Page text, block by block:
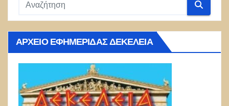
ΑΡΧΕΊΟ ΕΦΗΜΕΡΊΔΑΣ ΔΕΚΈΛΕΙΑ